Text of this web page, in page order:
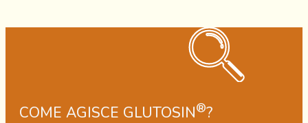
COME AGISCE GLUTOSIN®?